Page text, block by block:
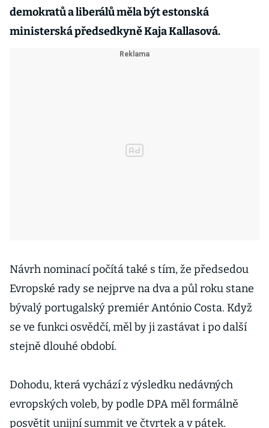
demokratů a liberálů měla být estonská
ministerská předsedkyně Kaja Kallasová.
Návrh nominací počítá také s tím, že předsedou
Evropské rady se nejprve na dva a půl roku stane
bývalý portugalský premiér António Costa. Když
se ve funkci osvědčí, měl by ji zastávat i po další
stejně dlouhé období.
Dohodu, která vychází z výsledku nedávných
evropských voleb, by podle DPA měl formálně
posvětit unijní summit ve čtvrtek a v pátek.